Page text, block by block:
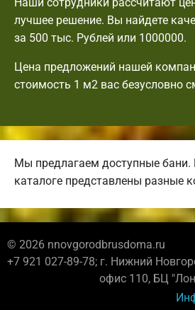
Наши сотрудники рассчитают
лучшее решение. Вы найдете
за 500 тыс. Рублей или 1000000.
Цена предложений нашей
стоимость 1 м2 вас безусловно
Мы предлагаем доступные
каталоге представлены разные
© 2026 nnovgorodbrusdoma.ru
+7 921 027-89-78; г. Нижний
офис 110, БЦ